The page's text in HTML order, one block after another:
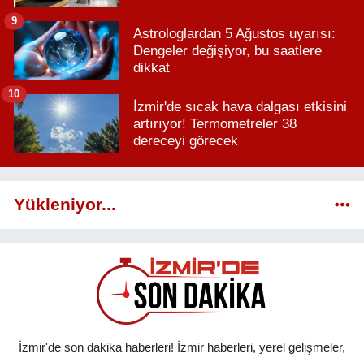
Astrologlardan 5 Ağustos uyarısı:
Dengeler değişiyor, bu saatlere
dikkat
9
İzmir'de sıcak hava dalgası etkisini
artırıyor! Termometreler 38
dereceyi görecek
10
Yükleniyor...
İzmir'de son dakika haberleri! İzmir haberleri, yerel gelişmeler,